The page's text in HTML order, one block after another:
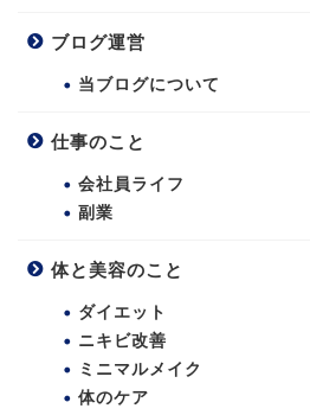
ブログ運営
当ブログについて
仕事のこと
会社員ライフ
副業
体と美容のこと
ダイエット
ニキビ改善
ミニマルメイク
体のケア